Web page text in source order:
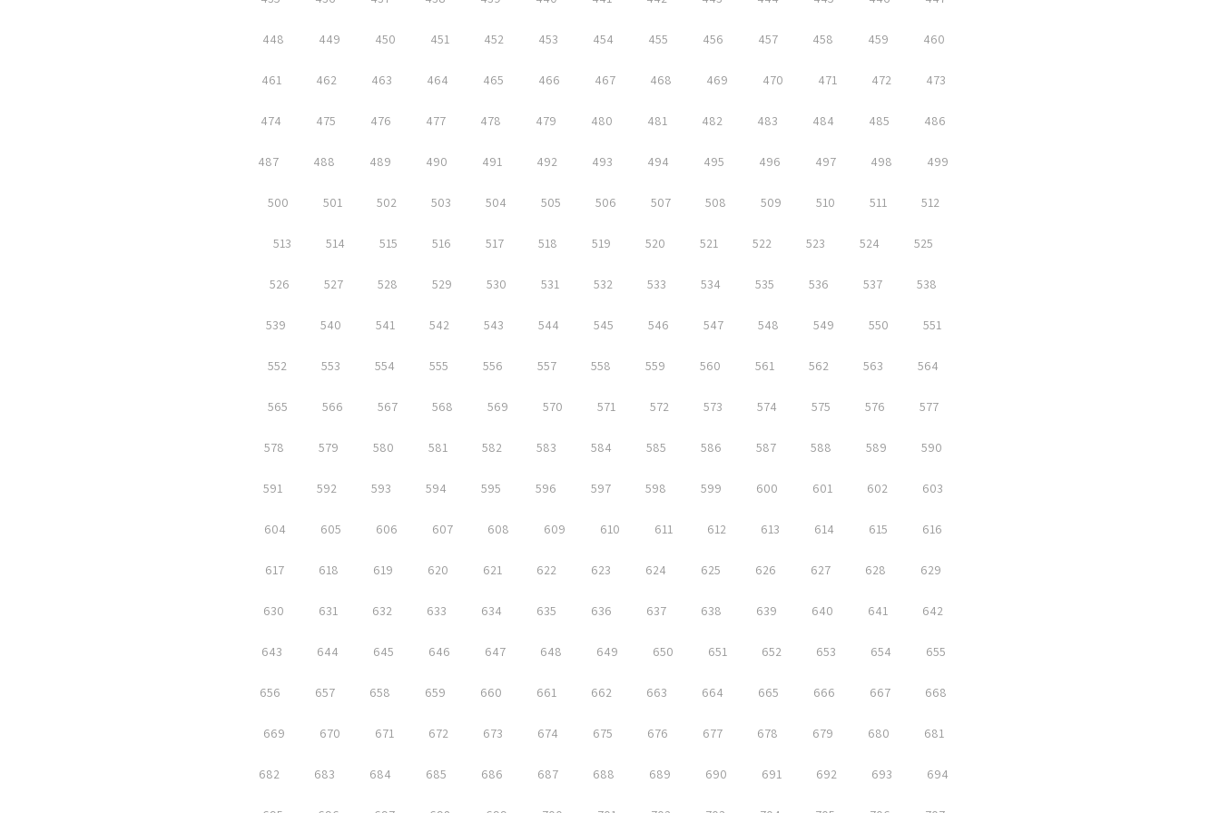
448 449 450 451 452 453 454 455 456 457 458 459 460
461 462 463 464 465 466 467 468 469 470 471 472 473
474 475 476 477 478 479 480 481 482 483 484 485 486
487 488 489 490 491 492 493 494 495 496 497 498 499
500 501 502 503 504 505 506 507 508 509 510 511 512
513 514 515 516 517 518 519 520 521 522 523 524 525
526 527 528 529 530 531 532 533 534 535 536 537 538
539 540 541 542 543 544 545 546 547 548 549 550 551
552 553 554 555 556 557 558 559 560 561 562 563 564
565 566 567 568 569 570 571 572 573 574 575 576 577
578 579 580 581 582 583 584 585 586 587 588 589 590
591 592 593 594 595 596 597 598 599 600 601 602 603
604 605 606 607 608 609 610 611 612 613 614 615 616
617 618 619 620 621 622 623 624 625 626 627 628 629
630 631 632 633 634 635 636 637 638 639 640 641 642
643 644 645 646 647 648 649 650 651 652 653 654 655
656 657 658 659 660 661 662 663 664 665 666 667 668
669 670 671 672 673 674 675 676 677 678 679 680 681
682 683 684 685 686 687 688 689 690 691 692 693 694